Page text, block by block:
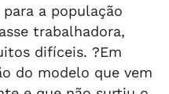
a população
trabalhadora,
difíceis. ?Em
do modelo que vem